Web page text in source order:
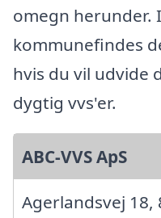
omegn herunder.
kommunefindes
hvis du vil udvide
dygtig vvs'er.
ABC-VVS ApS
Agerlandsvej 18,